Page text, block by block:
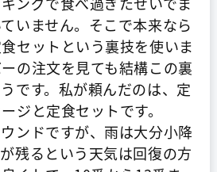
いません。そこで本来なら
セットという裏技を使いま
の注文を見ても結構この裏
です。私が頼んだのは、定
ジと定食セットです。
ンドですが、雨は大分小降
残るという天気は回復の方